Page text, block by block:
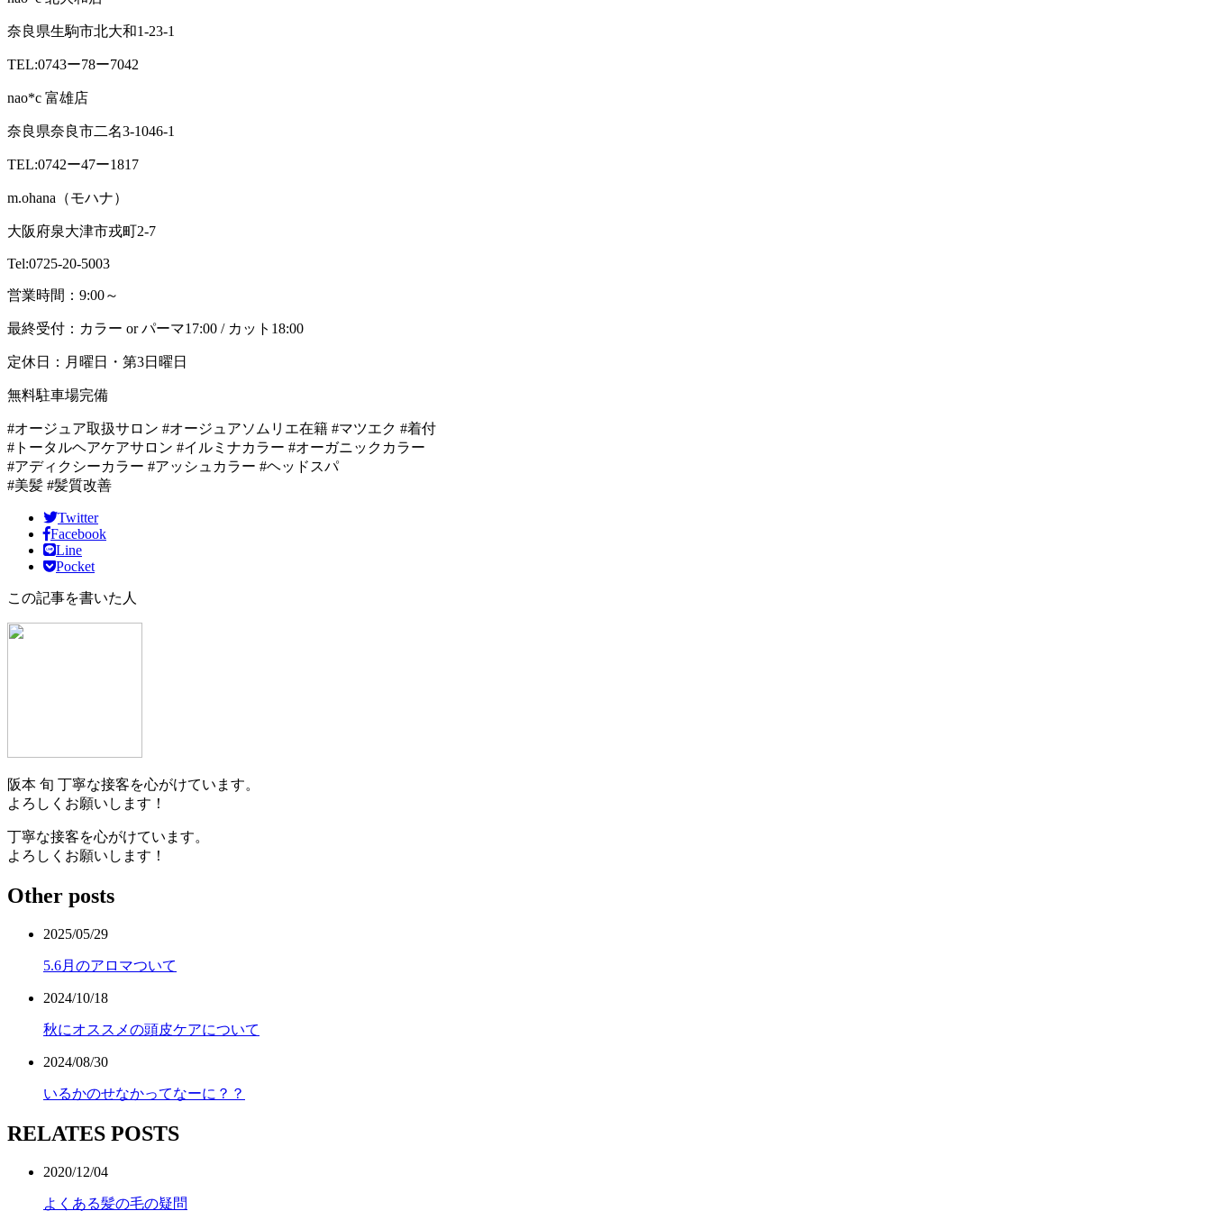
奈良県生駒市北大和1-23-1
TEL:0743ー78ー7042
nao*c 富雄店
奈良県奈良市二名3-1046-1
TEL:0742ー47ー1817
m.ohana（モハナ）
大阪府泉大津市戎町2-7
Tel:0725-20-5003
営業時間：9:00～
最終受付：カラー or パーマ17:00 / カット18:00
定休日：月曜日・第3日曜日
無料駐車場完備
#オージュア取扱サロン #オージュアソムリエ在籍 #マツエク #着付
#トータルヘアケアサロン #イルミナカラー #オーガニックカラー
#アディクシーカラー #アッシュカラー #ヘッドスパ
#美髪 #髪質改善
Twitter
Facebook
Line
Pocket
この記事を書いた人
阪本 旬 丁寧な接客を心がけています。
よろしくお願いします！
丁寧な接客を心がけています。
よろしくお願いします！
Other posts
2025/05/29
5.6月のアロマついて
2024/10/18
秋にオススメの頭皮ケアについて
2024/08/30
いるかのせなかってなーに？？
RELATES POSTS
2020/12/04
よくある髪の毛の疑問